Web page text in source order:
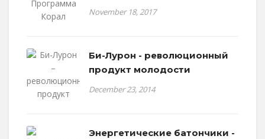
November 18, 2017
Би-Лурон - революционный
продукт молодости
December 23, 2014
Энергетические батончики -